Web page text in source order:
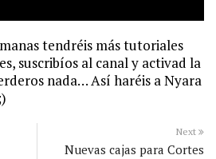
tendréis más tutoriales
suscribíos al canal y activad la
nada… Así haréis a Nyara
Next
Nuevas cajas para Cortes